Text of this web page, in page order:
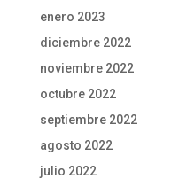
enero 2023
diciembre 2022
noviembre 2022
octubre 2022
septiembre 2022
agosto 2022
julio 2022